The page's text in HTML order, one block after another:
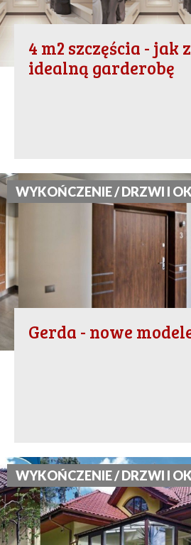
4 m2 szczęścia - jak
idealną garderobę
WYKOŃCZENIE / DRZWI I
Gerda - nowe
WYKOŃCZENIE / DRZWI I